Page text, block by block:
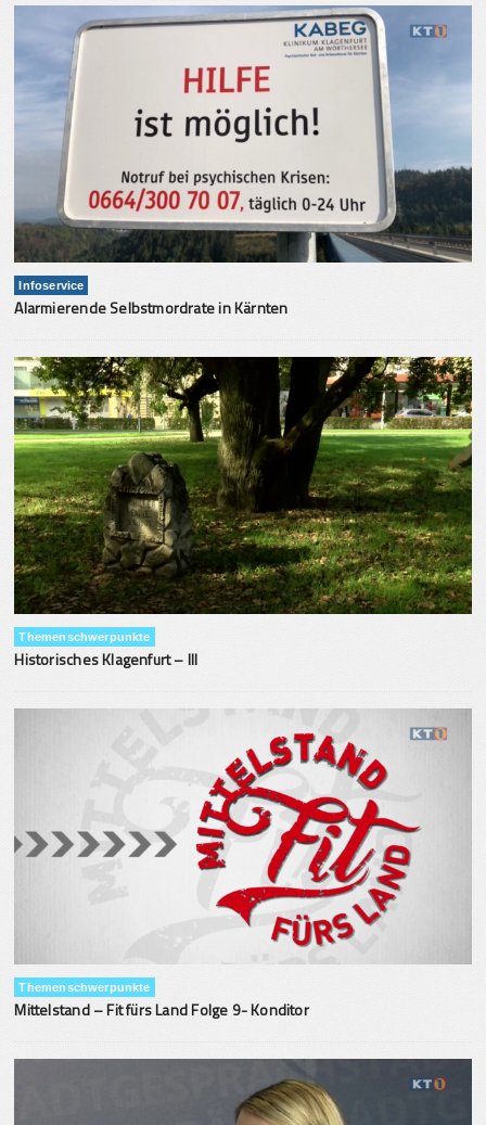
Infoservice
Alarmierende Selbstmordrate in Kärnten
Themenschwerpunkte
Historisches Klagenfurt – III
Themenschwerpunkte
Mittelstand – Fit fürs Land Folge 9- Konditor